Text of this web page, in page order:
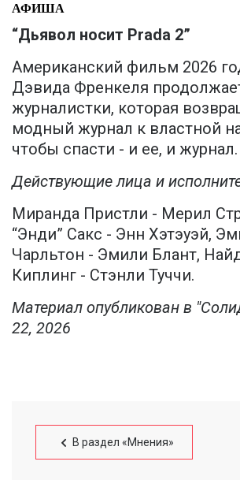
АФИША
“Дьявол носит Prada 2”
Американский фильм 2026
Дэвида Френкеля
журналистки, которая
модный журнал к властной
чтобы спасти - и ее, и журнал.
Действующие лица и
Миранда Пристли - Мерил
“Энди” Сакс - Энн Хэтэуэй,
Чарльтон - Эмили Блант,
Киплинг - Стэнли Туччи.
Материал опубликован в
22, 2026
В раздел «Мнения»